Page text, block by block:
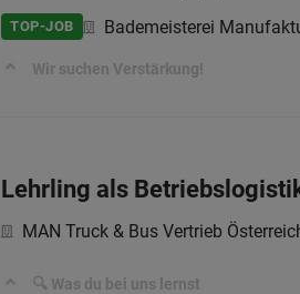
TOP-JOB Bademeisterei
Wir suchen Verstärkung!
Lehrling als
MAN Truck & Bus Vertrieb
🔍 Was du bei uns lernst